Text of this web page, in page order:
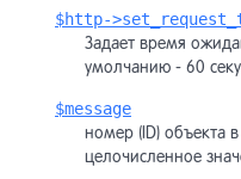
$http-
Задает время
умолчанию - 60
$message
номер (ID) объекта
целочисленное